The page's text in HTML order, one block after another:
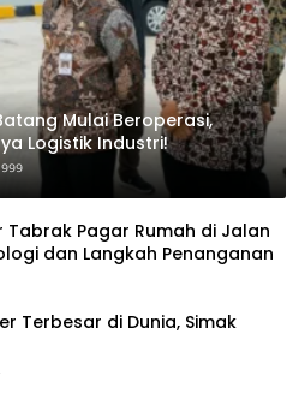
Mulai Beroperasi,
Logistik Industri!
999
Tabrak Pagar Rumah di Jalan
dan Langkah Penanganan
Terbesar di Dunia, Simak